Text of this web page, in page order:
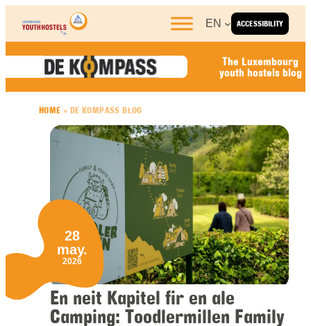
Skip to content
ACCESSIBILITY
EN
The Luxembourg
youth hostels blog
HOME » DE KOMPASS BLOG
En neit Kapitel fir en ale
Camping: Toodlermillen Family
28
may.
2026